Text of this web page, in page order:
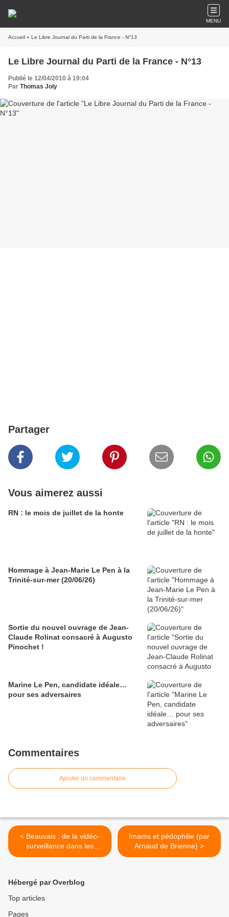
MENU
Accueil » Le Libre Journal du Parti de la France - N°13
Le Libre Journal du Parti de la France - N°13
Publié le 12/04/2010 à 19:04
Par Thomas Joly
Partager
Vous aimerez aussi
RN : le mois de juillet de la honte
Hommage à Jean-Marie Le Pen à la
Trinité-sur-mer (20/06/26)
Sortie du nouvel ouvrage de Jean-
Claude Rolinat consacré à Augusto
Pinochet !
Marine Le Pen, candidate idéale…
pour ses adversaires
Commentaires
Ajouter un commentaire
< Beauvais : de la vidéo-
surveillance dans les
églises
Imams et pédophilie (par
Arnaud de Brienne) >
Hébergé par Overblog
Top articles
Pages